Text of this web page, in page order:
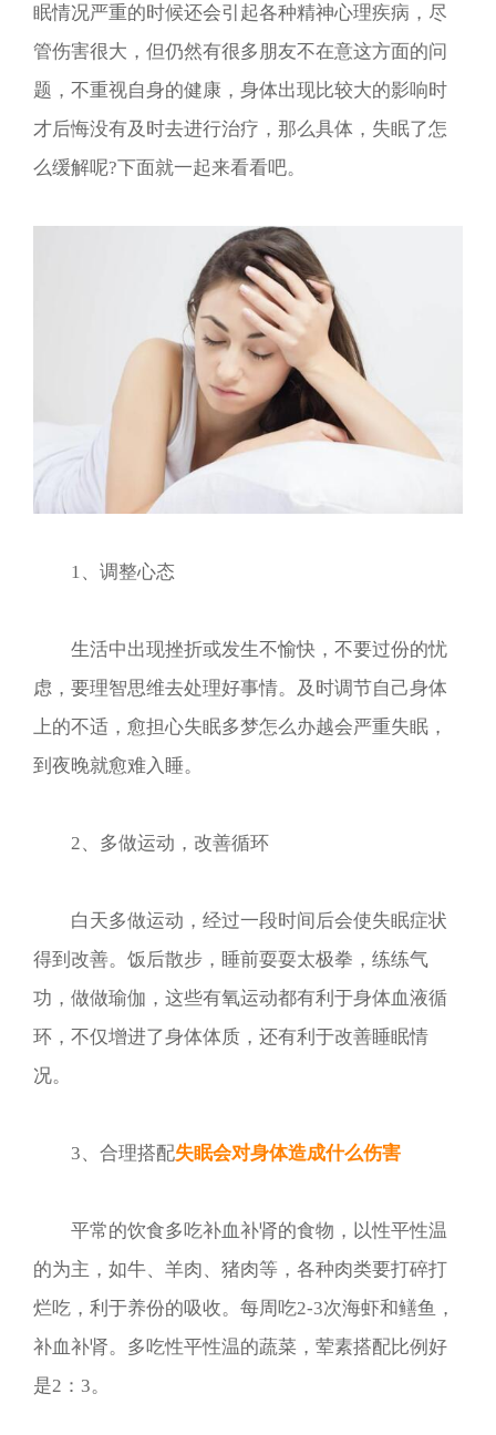
眠情况严重的时候还会引起各种精神心理疾病，尽
管伤害很大，但仍然有很多朋友不在意这方面的问
题，不重视自身的健康，身体出现比较大的影响时
才后悔没有及时去进行治疗，那么具体，失眠了怎
么缓解呢?下面就一起来看看吧。
1、调整心态
生活中出现挫折或发生不愉快，不要过份的忧
虑，要理智思维去处理好事情。及时调节自己身体
上的不适，愈担心失眠多梦怎么办越会严重失眠，
到夜晚就愈难入睡。
2、多做运动，改善循环
白天多做运动，经过一段时间后会使失眠症状
得到改善。饭后散步，睡前耍耍太极拳，练练气
功，做做瑜伽，这些有氧运动都有利于身体血液循
环，不仅增进了身体体质，还有利于改善睡眠情
况。
3、合理搭配失眠会对身体造成什么伤害
平常的饮食多吃补血补肾的食物，以性平性温
的为主，如牛、羊肉、猪肉等，各种肉类要打碎打
烂吃，利于养份的吸收。每周吃2-3次海虾和鳝鱼，
补血补肾。多吃性平性温的蔬菜，荤素搭配比例好
是2：3。